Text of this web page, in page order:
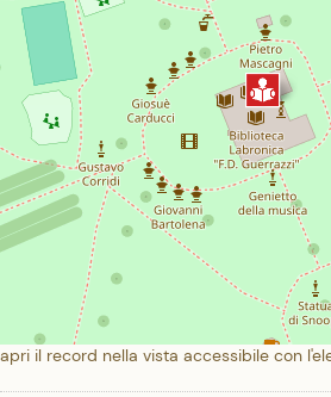
apri il record nella vista accessibile con